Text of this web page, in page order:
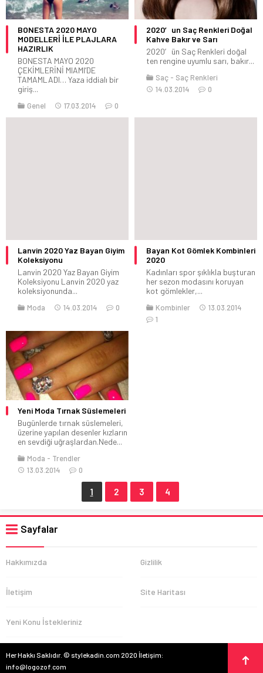
BONESTA 2020 MAYO
MODELLERİ İLE PLAJLARA
HAZIRLIK
BONESTA MAYO 2020
ÇEKİMLERİNİ MIAMI’DE
TAMAMLADI… Yaza iddialı bir
giriş...
Genel 17.03.2014 0
2020′ un Saç Renkleri Doğal
Kahve Bakır ve Sarı
2020′ ün Saç Renkleri doğal
ten rengine uyumlu sarı, bakır...
Saç
Saç Renkleri
14.03.2014
0
Lanvin 2020 Yaz Bayan Giyim
Koleksiyonu
Lanvin 2020 Yaz Bayan Giyim
Koleksiyonu Lanvin 2020 yaz
koleksiyonunda...
Moda 14.03.2014 0
Bayan Kot Gömlek Kombinleri
2020
Kadınları spor şıklıkla buşturan
her sezon modasını koruyan
kot gömlekler,...
Kombinler
13.03.2014
1
Yeni Moda Tırnak Süslemeleri
Bugünlerde tırnak süslemeleri,
üzerine yapılan desenler kızların
en sevdiği uğraşlardan.Nede...
Moda
Trendler
13.03.2014
0
1 2 3 4
Sayfalar
Hakkımızda Gizlilik
İletişim Site Haritası
Yeni Konu İstekleriniz
Her Hakkı Saklıdır. © stylekadin.com 2020 İletişim:
info@logozof.com